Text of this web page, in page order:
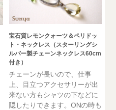
宝石質レモンクォーツ＆ペリドッ
ト・ネックレス（スターリングシ
ルバー製チェーンネックレス60cm
付き）
チェーンが長いので、仕事
上、目立つアクセサリーが出
来ない方もシャツの下などに
隠したりできます。ONの時も